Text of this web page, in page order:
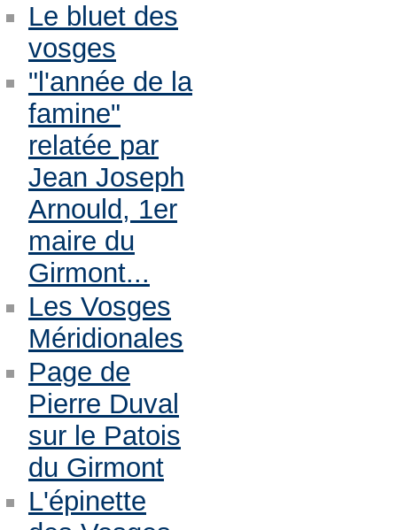
Le bluet des
vosges
"l'année de la
famine"
relatée par
Jean Joseph
Arnould, 1er
maire du
Girmont...
Les Vosges
Méridionales
Page de
Pierre Duval
sur le Patois
du Girmont
L'épinette